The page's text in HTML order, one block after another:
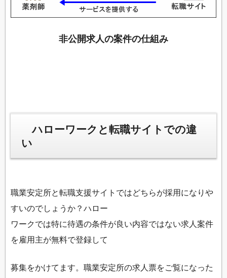
非公開求人の案件の仕組み
ハローワークと転職サイトでの違
い
職業安定所と転職支援サイトではどちらが採用になりや
すいのでしょうか？ハロー
ワークでは特に待遇の条件が良い内容ではない求人案件
を雇用主が無料で登録して
募集をかけてます。職業安定所の求人票をご覧になった